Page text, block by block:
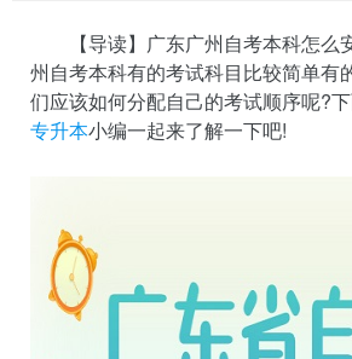
【导读】广东广州自考本科怎么
州自考本科有的考试科目比较简单有
们应该如何分配自己的考试顺序呢?
专升本小编一起来了解一下吧!